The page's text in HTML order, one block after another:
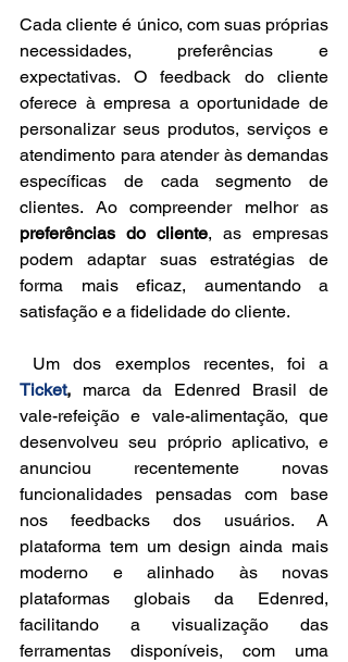
Cada cliente é único, com suas próprias
necessidades, preferências e
expectativas. O feedback do cliente
oferece à empresa a oportunidade de
personalizar seus produtos, serviços e
atendimento para atender às demandas
específicas de cada segmento de
preferências do cliente, as empresas
podem adaptar suas estratégias de
forma mais eficaz, aumentando a
satisfação e a fidelidade do cliente.
Ticket, marca da Edenred Brasil de
vale-refeição e vale-alimentação, que
desenvolveu seu próprio aplicativo, e
anunciou recentemente novas
funcionalidades pensadas com base
nos feedbacks dos usuários. A
plataforma tem um design ainda mais
moderno e alinhado às novas
plataformas globais da Edenred,
facilitando a visualização das
ferramentas disponíveis, com uma